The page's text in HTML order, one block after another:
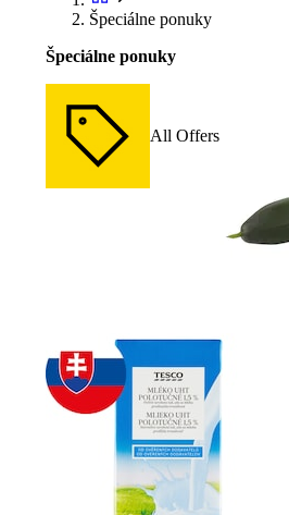
Špeciálne ponuky
Špeciálne ponuky
All Offers